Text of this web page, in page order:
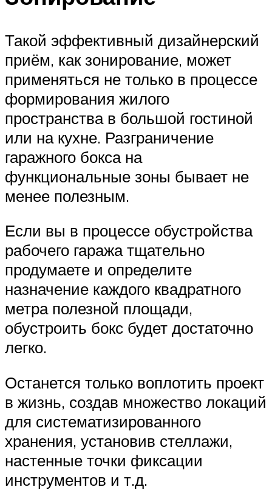
Такой эффективный дизайнерский
приём, как зонирование, может
применяться не только в процессе
формирования жилого
пространства в большой гостиной
или на кухне. Разграничение
гаражного бокса на
функциональные зоны бывает не
менее полезным.
Если вы в процессе обустройства
рабочего гаража тщательно
продумаете и определите
назначение каждого квадратного
метра полезной площади,
обустроить бокс будет достаточно
легко.
Останется только воплотить проект
в жизнь, создав множество локаций
для систематизированного
хранения, установив стеллажи,
настенные точки фиксации
инструментов и т.д.